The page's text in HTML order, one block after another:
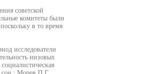
советской
комитеты были
в то время
исследователи
низовых